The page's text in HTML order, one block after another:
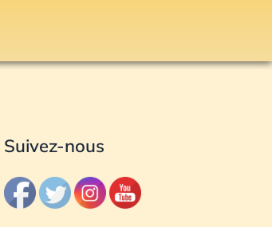
Suivez-nous
Archives